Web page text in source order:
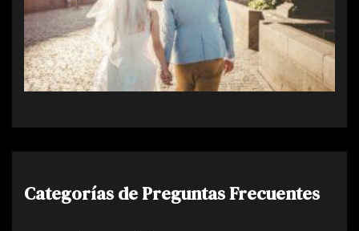
Categorías de Preguntas Frecuentes